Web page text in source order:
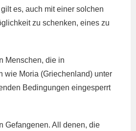
es, auch mit einer solchen
zu schenken, eines zu
Menschen, die in
wie Moria (Griechenland) unter
Bedingungen eingesperrt
Gefangenen. All denen, die